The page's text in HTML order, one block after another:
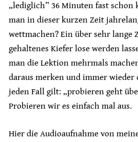
„lediglich” 36 Minuten fast schon
man in dieser kurzen Zeit
wettmachen? Ein über sehr lange
gehaltenes Kiefer lose werden
man die Lektion mehrmals
daraus merken und immer wieder
jeden Fall gilt: „probieren geht
Probieren wir es einfach mal aus.
Hier die Audioaufnahme von